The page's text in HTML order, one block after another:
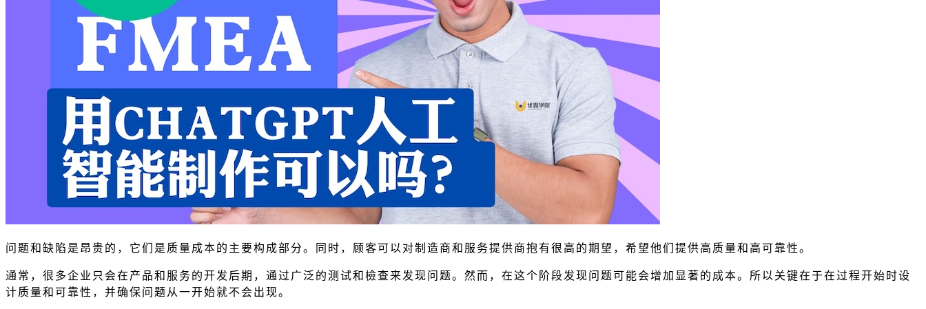
问题和缺陷是昂贵的，它们是质量成本的主要构成部分。同时，顾客可以对制造商和服务提供商抱有很高的期望，希望他们提供高质量和高可靠性。
通常，很多企业只会在产品和服务的开发后期，通过广泛的测试和檢查来发现问题。然而，在这个阶段发现问题可能会增加显著的成本。所以关键在于在过程开始时设
计质量和可靠性，并确保问题从一开始就不会出现。